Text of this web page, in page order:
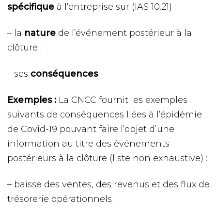
spécifique à l’entreprise sur (IAS 10.21) :
– la nature de l’événement postérieur à la
clôture ;
– ses conséquences ;
Exemples : La CNCC fournit les exemples
suivants de conséquences liées à l’épidémie
de Covid-19 pouvant faire l’objet d’une
information au titre des événements
postérieurs à la clôture (liste non exhaustive) :
– baisse des ventes, des revenus et des flux de
trésorerie opérationnels ;